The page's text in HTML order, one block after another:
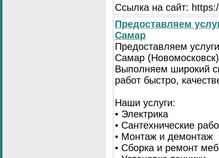
Ссылка на сайт:
Предоставляем
Самар
Предоставляем
Самар
Выполняем широкий
работ быстро,
Наши услуги:
• Электрика
• Сантехнические
• Монтаж и демонтаж
• Сборка и ремонт